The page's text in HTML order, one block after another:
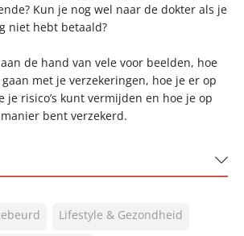
Kun je nog wel naar de dokter als je
niet hebt betaald?
de hand van vele voor beelden, hoe
met je verzekeringen, hoe je er op
je risico’s kunt vermijden en hoe je op
bent verzekerd.
400
Lifestyle & Gezondheid